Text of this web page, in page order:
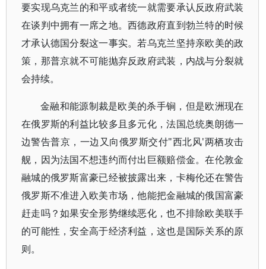
要实现乌克兰的和平或者统一就需要承认反政府武装
在谈判中拥有一席之地。西德政府直到勃兰特的时候
才承认德国分裂这一事实。若乌克兰坚持亲欧美的政
策，那普京就不可能抛弃反政府武装，内战与分裂就
会持续。
金融和能源制裁是欧美的杀手锏，但是欧洲现在
在俄罗斯的利益比较多且多元化，法国总统奥朗德一
边警告普京，一边又向俄罗斯交付"西北风'两栖攻击
舰，因为法国不想违约而付出巨额赔偿金。在伦敦金
融城的俄罗斯富豪已经被披露出来，卡梅伦还在警告
俄罗斯不准进入欧美市场，他能把金融城的俄国富豪
赶走吗？如果安全形势继续恶化，也不排除欧美联手
的可能性，安全高于经济利益，这也是国际关系的原
则。